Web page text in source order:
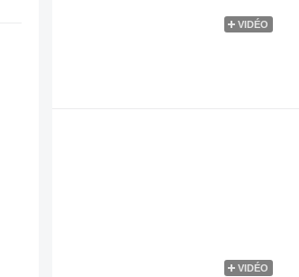
VIDÉO
VIDÉO